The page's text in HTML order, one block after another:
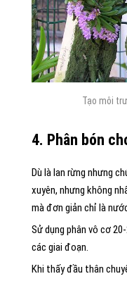
Tạo môi
4. Phân bón
Dù là lan rừng nhưng
xuyên, nhưng không
mà đơn giản chỉ là
Sử dụng phân vô cơ
các giai đoạn.
Khi thấy đầu thân